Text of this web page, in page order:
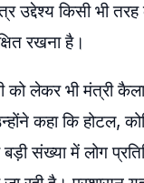
उद्देश्य किसी भी तरह
रखना है।
को लेकर भी मंत्री
कहा कि होटल,
बड़ी संख्या में लोग